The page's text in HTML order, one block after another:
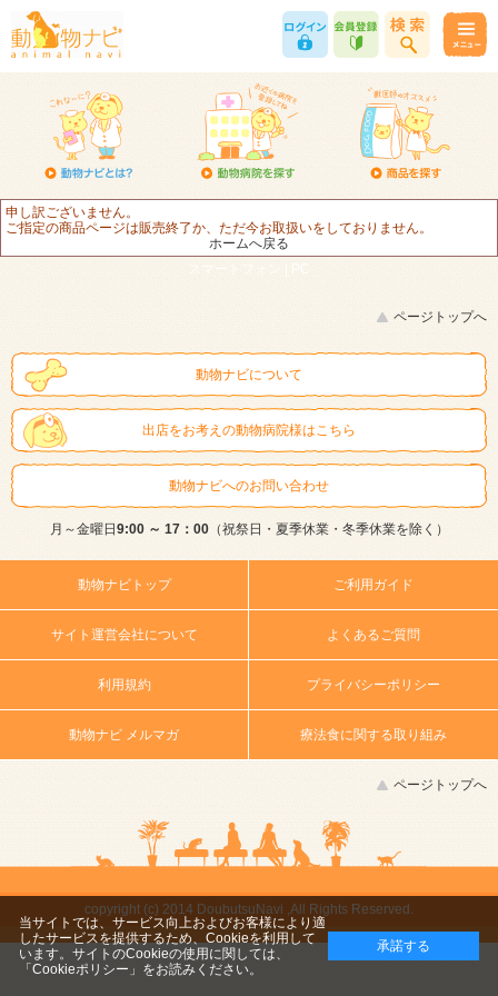
申し訳ございません。
ご指定の商品ページは販売終了か、ただ今お取扱いをしておりません。
ホームへ戻る
スマートフォン |
PC
ページトップへ
動物ナビについて
出店をお考えの動物病院様はこちら
動物ナビへのお問い合わせ
月～金曜日 9:00 ～ 17：00（祝祭日・夏季休業・冬季休業を除く）
動物ナビトップ ご利用ガイド
サイト運営会社について よくあるご質問
利用規約 プライバシーポリシー
動物ナビ メルマガ 療法食に関する取り組み
ページトップへ
copyright (c) 2014 DoubutsuNavi ,All Rights Reserved.
当サイトでは、サービス向上およびお客様により適
したサービスを提供するため、Cookieを利用して
います。サイトのCookieの使用に関しては、
「Cookieポリシー」 をお読みください。
承諾する